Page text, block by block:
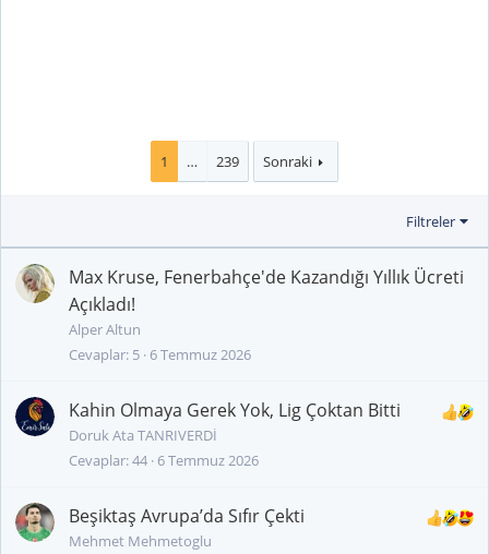
1 … 239 Sonraki
Filtreler
Max Kruse, Fenerbahçe'de Kazandığı Yıllık Ücreti
Açıkladı!
Alper Altun
Cevaplar 5 6 Temmuz 2026
Kahin Olmaya Gerek Yok, Lig Çoktan Bitti
Doruk Ata TANRIVERDİ
Cevaplar 44 6 Temmuz 2026
Beşiktaş Avrupa’da Sıfır Çekti
Mehmet Mehmetoglu